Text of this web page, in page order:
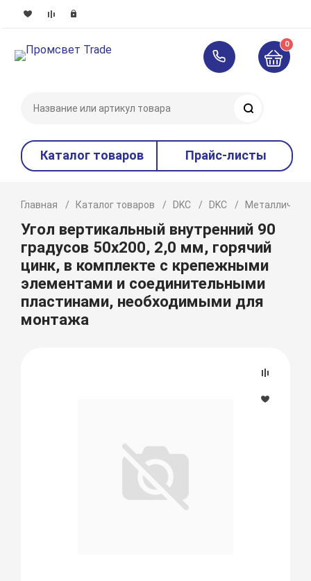
0
Каталог товаров Прайс-листы
Главная Каталог товаров DKC DKC
Угол вертикальный внутренний 90
градусов 50х200, 2,0 мм, горячий
цинк, в комплекте с крепежными
элементами и соединительными
пластинами, необходимыми для
монтажа